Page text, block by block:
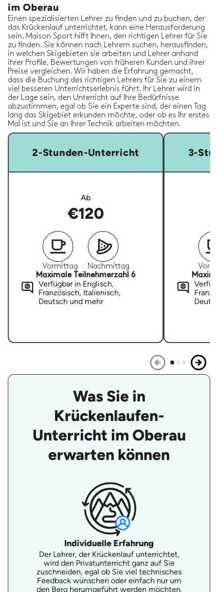
im Oberau
Einen spezialisierten Lehrer zu finden und zu buchen, der
das Krückenlauf unterrichtet, kann eine Herausforderung
sein. Maison Sport hilft Ihnen, den richtigen Lehrer für Sie
zu finden. Sie können nach Lehrern suchen, herausfinden,
in welchen Skigebieten sie arbeiten und Lehrer anhand
ihrer Profile, Bewertungen von früheren Kunden und ihrer
Preise vergleichen. Wir haben die Erfahrung gemacht,
dass die Buchung des richtigen Lehrers für Sie zu einem
viel besseren Unterrichtserlebnis führt. Ihr Lehrer wird in
der Lage sein, den Unterricht auf Ihre Bedürfnisse
abzustimmen, egal ob Sie ein Experte sind, der einen Tag
lang das Skigebiet erkunden möchte, oder ob es Ihr erstes
Mal ist und Sie an Ihrer Technik arbeiten möchten.
2-Stunden-Unterricht
Ab
€120
Vormittag
Nachmittag
Maximale Teilnehmerzahl 6
Verfügbar in Englisch,
Französisch, Italienisch,
Deutsch und mehr
3-
Was Sie in
Krückenlaufen-
Unterricht im Oberau
erwarten können
Individuelle Erfahrung
Der Lehrer, der Krückenlauf unterrichtet,
wird den Privatunterricht ganz auf Sie
zuschneiden, egal ob Sie viel technisches
Feedback wünschen oder einfach nur um
den Berg herumgeführt werden möchten.